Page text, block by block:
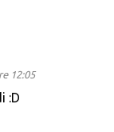
12:05
:D